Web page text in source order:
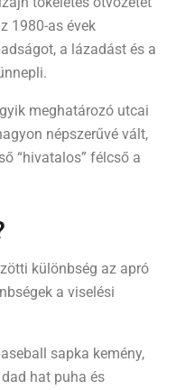
1980-as évek
a lázadást és a
meghatározó utcai
népszerűvé vált,
“hivatalos” félcső a
különbség az apró
a viselési
sapka kemény,
hat puha és